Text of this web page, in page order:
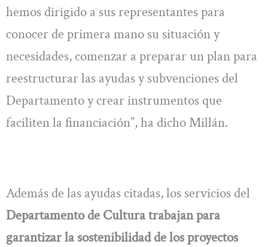
hemos dirigido a sus representantes para
conocer de primera mano su situación y
necesidades, comenzar a preparar un plan para
reestructurar las ayudas y subvenciones del
Departamento y crear instrumentos que
faciliten la financiación”, ha dicho Millán.
Además de las ayudas citadas, los servicios del
Departamento de Cultura trabajan para
garantizar la sostenibilidad de los proyectos